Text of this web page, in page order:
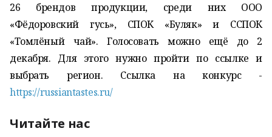
26 брендов продукции, среди них ООО
«Фёдоровский гусь», СПОК «Буляк» и ССПОК
«Томлёный чай». Голосовать можно ещё до 2
декабря. Для этого нужно пройти по ссылке и
выбрать регион. Ссылка на конкурс -
https://russiantastes.ru/
Читайте нас